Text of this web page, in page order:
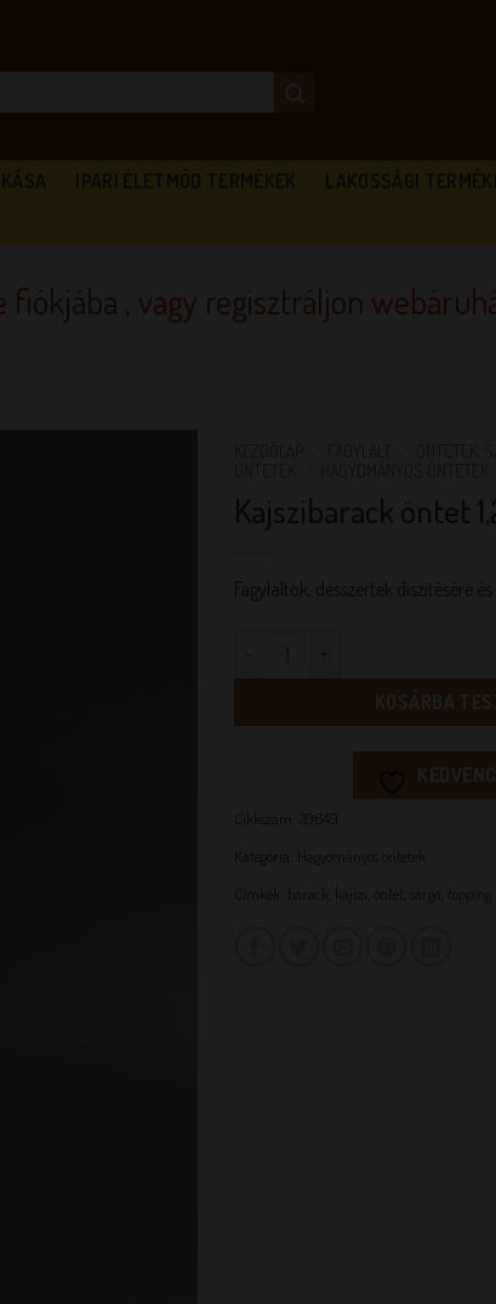
IPARI ÉLETMÓD TERMÉKEK
LAKOSSÁGI
fiókjába , vagy regisztráljon
Kajszibarack öntet
Fagylaltok, desszertek díszítésére
KOSÁRBA
Cikkszám:
39649
Hagyományos öntetek
Címkék: barack kajszi öntet sárga topping